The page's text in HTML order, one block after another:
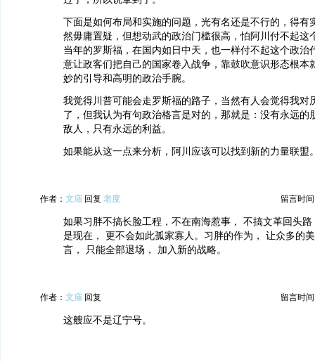
下面是如何布局和实施的问题，光有名还是不行的，得有
然毋庸置疑，但想动武的政治门槛很高，怕阿川付不起这
当年的罗斯福，在国内如日中天，也一样付不起这个政治
意让政客们把自己的国家卷入战争，靠鼓吹意识形态根本
妙的引导和高明的政治手腕。
我觉得川普可能会走罗斯福的路子，当然有人会觉得我对
了，但我认为有句政治格言是对的，那就是：没有永远的
敌人，只有永远的利益。
如果能从这一点来分析，阿川应该可以找到新的力量联盟
作者： 文庙 回复 老度 留言时间
如果习胖不搞长脸工程，不在南海惹事， 不搞文革回头
是现在， 更不会如此孤家寡人。习胖的作为， 让众多的
言， 只能全部退场， 加入新的战略。
作者： 文庙 回复 留言时间
这艘应不是辽宁号。